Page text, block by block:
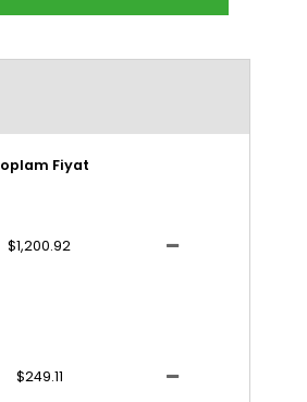
Fiyat
$1,200.92
$249.11